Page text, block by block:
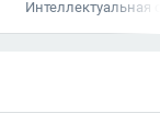
Интеллектуальная